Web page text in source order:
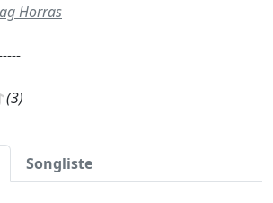
Horras
(3)
Songliste